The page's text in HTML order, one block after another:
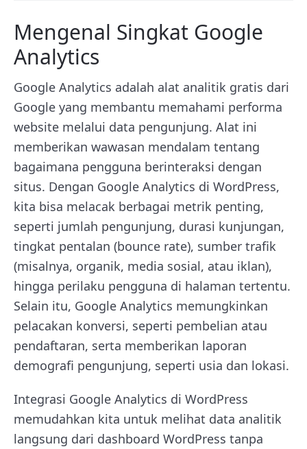
Mengenal Singkat Google
Analytics
Google Analytics adalah alat analitik gratis dari
Google yang membantu memahami performa
website melalui data pengunjung. Alat ini
memberikan wawasan mendalam tentang
bagaimana pengguna berinteraksi dengan
situs. Dengan Google Analytics di WordPress,
kita bisa melacak berbagai metrik penting,
seperti jumlah pengunjung, durasi kunjungan,
tingkat pentalan (bounce rate), sumber trafik
(misalnya, organik, media sosial, atau iklan),
hingga perilaku pengguna di halaman tertentu.
Selain itu, Google Analytics memungkinkan
pelacakan konversi, seperti pembelian atau
pendaftaran, serta memberikan laporan
demografi pengunjung, seperti usia dan lokasi.
Integrasi Google Analytics di WordPress
memudahkan kita untuk melihat data analitik
langsung dari dashboard WordPress tanpa